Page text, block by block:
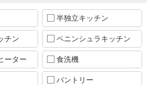
半独立キッチン
チン ペニンシュラキッチン
ーター 食洗機
パントリー